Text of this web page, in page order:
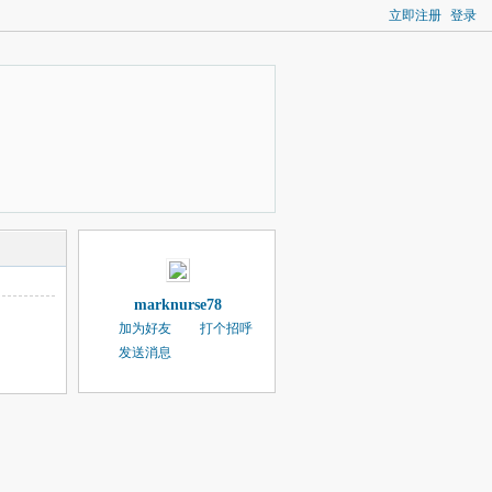
立即注册 登录
marknurse78
加为好友
打个招呼
发送消息